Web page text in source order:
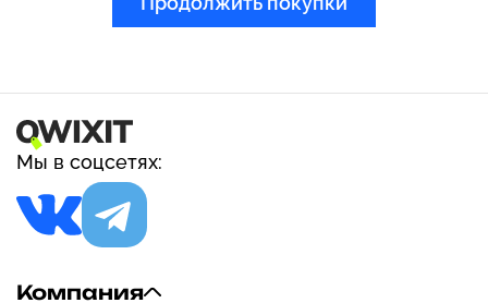
Мы в соцсетях:
Компания